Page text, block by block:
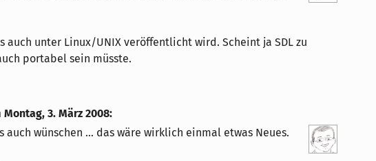
auch unter Linux/UNIX veröffentlicht wird. Scheint ja SDL zu
portabel sein müsste.
Montag, 3. März 2008:
auch wünschen ... das wäre wirklich einmal etwas Neues.